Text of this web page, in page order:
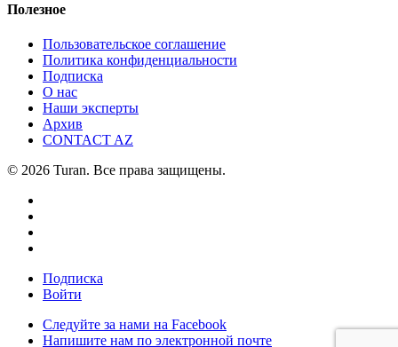
Полезное
Пользовательское соглашение
Политика конфиденциальности
Подписка
О нас
Наши эксперты
Архив
CONTACT AZ
© 2026 Turan. Все права защищены.
Подписка
Войти
Следуйте за нами на Facebook
Напишите нам по электронной почте